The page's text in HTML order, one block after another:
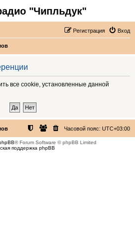
"Чипльдук"
Вход
Регистрация
все cookie, установленные данной
Часовой пояс: UTC+03:00
® Forum Software © phpBB Limited
поддержка phpBB